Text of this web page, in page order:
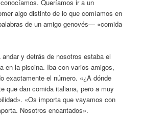
Queríamos ir a un
algo distinto de lo que comíamos en
de un amigo genovés— «comida
y detrás de nosotros estaba el
en la piscina. Iba con varios amigos,
exactamente el número. «¿A dónde
que dan comida italiana, pero a muy
«Os importa que vayamos con
Nosotros encantados».